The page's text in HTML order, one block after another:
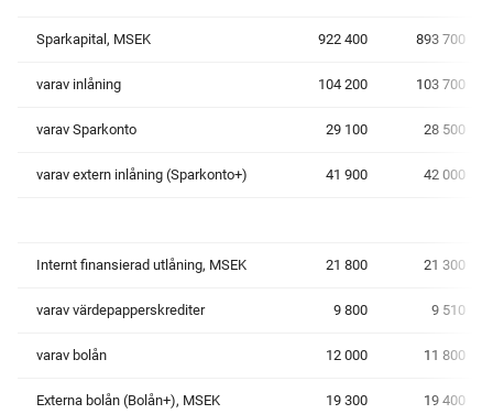
Sparkapital, MSEK 922 400 893 700
varav inlåning 104 200 103 700
varav Sparkonto 29 100 28 500
varav extern inlåning (Sparkonto+) 41 900 42 000
Internt finansierad utlåning, MSEK 21 800 21 300
varav värdepapperskrediter 9 800 9 510
varav bolån 12 000 11 800
Externa bolån (Bolån+), MSEK 19 300 19 400